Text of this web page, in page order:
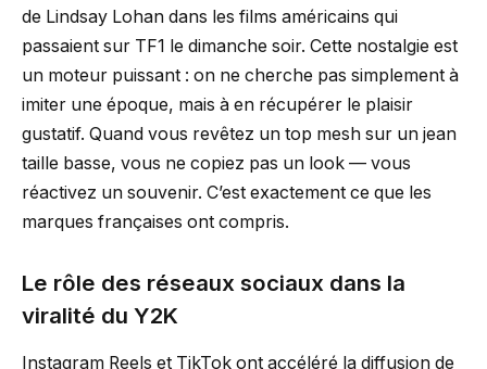
de Lindsay Lohan dans les films américains qui
passaient sur TF1 le dimanche soir. Cette nostalgie est
un moteur puissant : on ne cherche pas simplement à
imiter une époque, mais à en récupérer le plaisir
gustatif. Quand vous revêtez un top mesh sur un jean
taille basse, vous ne copiez pas un look — vous
réactivez un souvenir. C’est exactement ce que les
marques françaises ont compris.
Le rôle des réseaux sociaux dans la
viralité du Y2K
Instagram Reels et TikTok ont accéléré la diffusion de